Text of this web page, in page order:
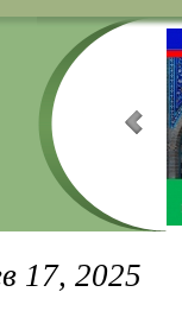
17, 2025